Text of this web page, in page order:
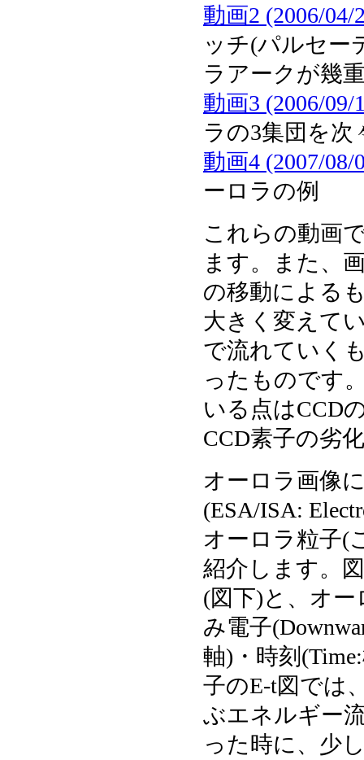
動画2 (2006/04/
ッチ(パルセー
ラアークが幾
動画3 (2006/09/
ラの3集団を次
動画4 (2007/08/
ーロラの例
これらの動画
ます。また、
の移動による
大きく変えて
で流れていく
ったものです
いる点はCCD
CCD素子の劣
オーロラ画像
(ESA/ISA:
オーロラ粒子(
紹介します。
(図下)と、オ
み電子
軸)・時刻
子のE-t図では
ぶエネルギー
った時に、少